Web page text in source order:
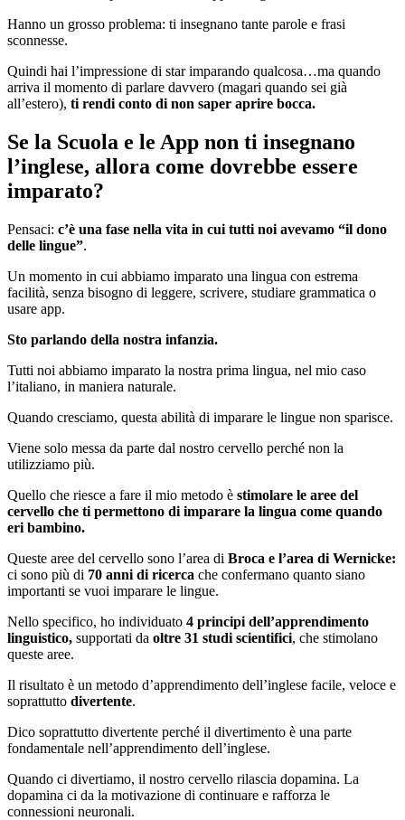
Hanno un grosso problema: ti insegnano tante parole e frasi
sconnesse.
Quindi hai l’impressione di star imparando qualcosa…ma quando
arriva il momento di parlare davvero (magari quando sei già
all’estero), ti rendi conto di non saper aprire bocca.
Se la Scuola e le App non ti insegnano
l’inglese, allora come dovrebbe essere
imparato?
Pensaci: c’è una fase nella vita in cui tutti noi avevamo “il dono
delle lingue”.
Un momento in cui abbiamo imparato una lingua con estrema
facilità, senza bisogno di leggere, scrivere, studiare grammatica o
usare app.
Sto parlando della nostra infanzia.
Tutti noi abbiamo imparato la nostra prima lingua, nel mio caso
l’italiano, in maniera naturale.
Quando cresciamo, questa abilità di imparare le lingue non sparisce.
Viene solo messa da parte dal nostro cervello perché non la
utilizziamo più.
Quello che riesce a fare il mio metodo è stimolare le aree del
cervello che ti permettono di imparare la lingua come quando
eri bambino.
Queste aree del cervello sono l’area di Broca e l’area di Wernicke:
ci sono più di 70 anni di ricerca che confermano quanto siano
importanti se vuoi imparare le lingue.
Nello specifico, ho individuato 4 principi dell’apprendimento
linguistico, supportati da oltre 31 studi scientifici, che stimolano
queste aree.
Il risultato è un metodo d’apprendimento dell’inglese facile, veloce e
soprattutto divertente.
Dico soprattutto divertente perché il divertimento è una parte
fondamentale nell’apprendimento dell’inglese.
Quando ci divertiamo, il nostro cervello rilascia dopamina. La
dopamina ci da la motivazione di continuare e rafforza le
connessioni neuronali.